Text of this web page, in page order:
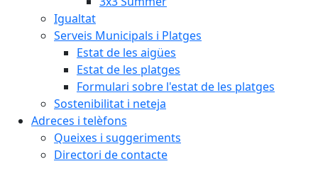
Igualtat
Serveis Municipals i Platges
Estat de les aigües
Estat de les platges
Formulari sobre l'estat de les platges
Sostenibilitat i neteja
Adreces i telèfons
Queixes i suggeriments
Directori de contacte